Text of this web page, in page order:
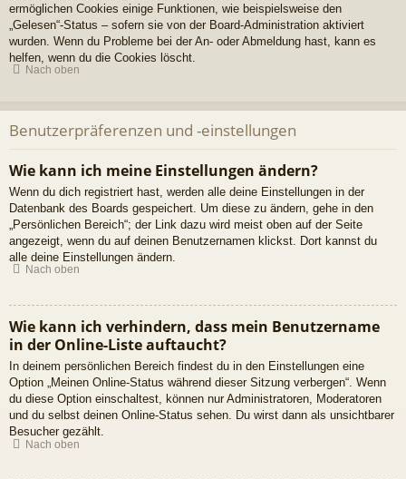
ermöglichen Cookies einige Funktionen, wie beispielsweise den
„Gelesen“-Status – sofern sie von der Board-Administration aktiviert
wurden. Wenn du Probleme bei der An- oder Abmeldung hast, kann es
helfen, wenn du die Cookies löscht.
Nach oben
Benutzerpräferenzen und -einstellungen
Wie kann ich meine Einstellungen ändern?
Wenn du dich registriert hast, werden alle deine Einstellungen in der
Datenbank des Boards gespeichert. Um diese zu ändern, gehe in den
„Persönlichen Bereich“; der Link dazu wird meist oben auf der Seite
angezeigt, wenn du auf deinen Benutzernamen klickst. Dort kannst du
alle deine Einstellungen ändern.
Nach oben
Wie kann ich verhindern, dass mein Benutzername
in der Online-Liste auftaucht?
In deinem persönlichen Bereich findest du in den Einstellungen eine
Option „Meinen Online-Status während dieser Sitzung verbergen“. Wenn
du diese Option einschaltest, können nur Administratoren, Moderatoren
und du selbst deinen Online-Status sehen. Du wirst dann als unsichtbarer
Besucher gezählt.
Nach oben